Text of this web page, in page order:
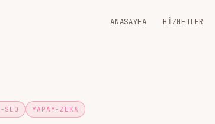
ANASAYFA HIZMETLER
SEO YAPAY-ZEKA